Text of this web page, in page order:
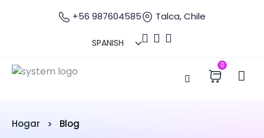
+56 987604585 Talca, Chile
0
Hogar Blog